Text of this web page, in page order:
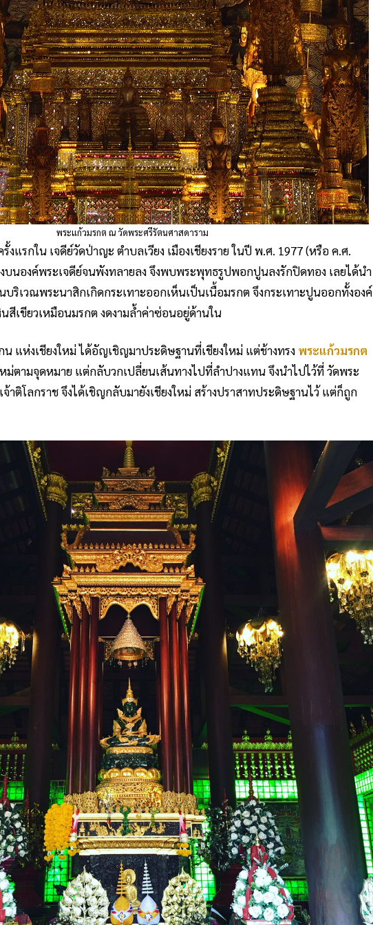
พระแก้วมรกต ณ วัดพระศรีรัตนศาสดาราม
แรกใน เจดีย์วัดป่าญะ ตำบลเวียง เมืองเชียงราย ในปี พ.ศ. 1977 (หรือ ค.ศ.
บนองค์พระเจดีย์จนพังทลายลง จึงพบพระพุทธรูปพอกปูนลงรักปิดทอง เลยได้นำ
ริเวณพระนาสิกเกิดกระเทาะออกเห็นเป็นเนื้อมรกต จึงกระเทาะปูนออกทั้งองค์
เขียวเหมือนมรกต งดงามล้ำค่าซ่อนอยู่ด้านใน
น แห่งเชียงใหม่ ได้อัญเชิญมาประดิษฐานที่เชียงใหม่ แต่ช้างทรง พระแก้วมรกต
ม่ตามจุดหมาย แต่กลับวกเปลี่ยนเส้นทางไปที่ลำปางแทน จึงนำไปไว้ที่ วัดพระ
าติโลกราช จึงได้เชิญกลับมายังเชียงใหม่ สร้างปราสาทประดิษฐานไว้ แต่ก็ถูก